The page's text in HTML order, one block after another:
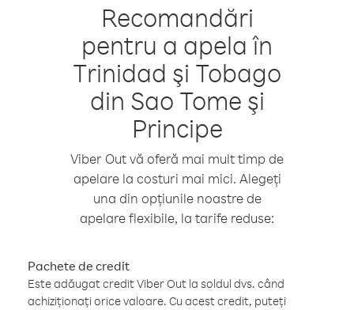
Recomandări
pentru a apela în
Trinidad şi Tobago
din Sao Tome şi
Principe
Viber Out vă oferă mai mult timp de
apelare la costuri mai mici. Alegeți
una din opțiunile noastre de
apelare flexibile, la tarife reduse:
Pachete de credit
Este adăugat credit Viber Out la soldul dvs. când
achiziționați orice valoare. Cu acest credit, puteți